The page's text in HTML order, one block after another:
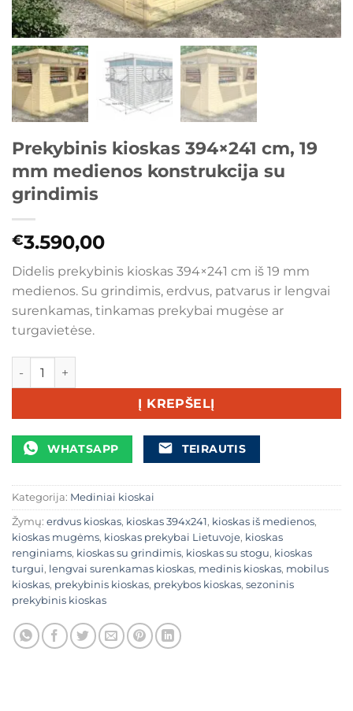
Prekybinis kioskas 394×241 cm, 19
mm medienos konstrukcija su
grindimis
€3.590,00
Didelis prekybinis kioskas 394×241 cm iš 19 mm
medienos. Su grindimis, erdvus, patvarus ir lengvai
surenkamas, tinkamas prekybai mugėse ar
turgavietėse.
produkto kiekis: Prekybinis kioskas 394×241 cm, 19 mm
Į KREPŠELĮ
WHATSAPP TEIRAUTIS
Kategorija: Mediniai kioskai
Žymų: erdvus kioskas, kioskas 394x241, kioskas iš medienos,
kioskas mugėms, kioskas prekybai Lietuvoje, kioskas
renginiams, kioskas su grindimis, kioskas su stogu, kioskas
turgui, lengvai surenkamas kioskas, medinis kioskas, mobilus
kioskas, prekybinis kioskas, prekybos kioskas, sezoninis
prekybinis kioskas